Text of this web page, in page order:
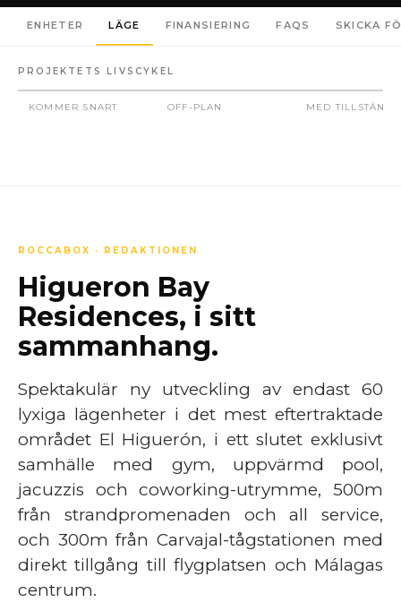
ENHETER LÄGE FINANSIERING FAQS SKICKA
PROJEKTETS LIVSCYKEL
KOMMER SNART OFF-PLAN MED TILLSTÅND
ROCCABOX · REDAKTIONEN
Higueron Bay
Residences, i sitt
sammanhang.
Spektakulär ny utveckling av endast 60
lyxiga lägenheter i det mest eftertraktade
området El Higuerón, i ett slutet exklusivt
samhälle med gym, uppvärmd pool,
jacuzzis och coworking-utrymme, 500m
från strandpromenaden och all service,
och 300m från Carvajal-tågstationen med
direkt tillgång till flygplatsen och Málagas
centrum.